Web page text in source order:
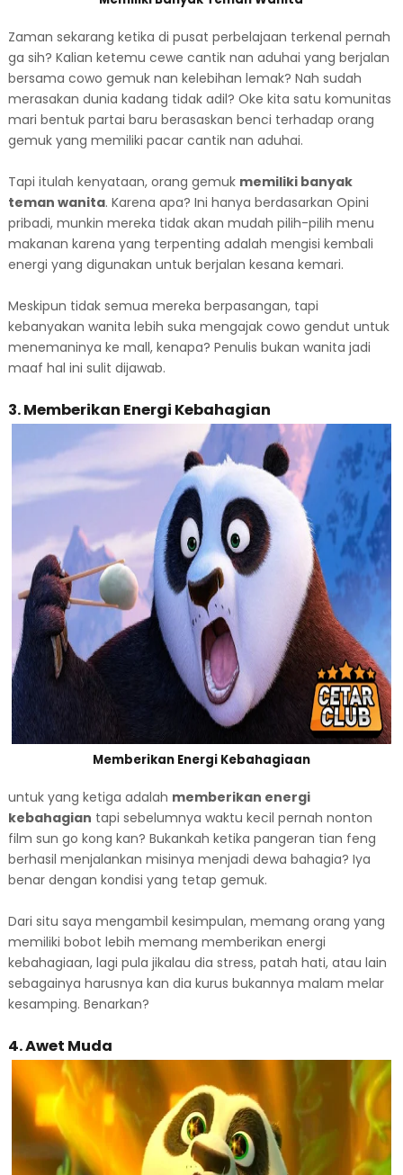
Zaman sekarang ketika di pusat perbelajaan terkenal pernah
ga sih? Kalian ketemu cewe cantik nan aduhai yang berjalan
bersama cowo gemuk nan kelebihan lemak? Nah sudah
merasakan dunia kadang tidak adil? Oke kita satu komunitas
mari bentuk partai baru berasaskan benci terhadap orang
gemuk yang memiliki pacar cantik nan aduhai.
Tapi itulah kenyataan, orang gemuk memiliki banyak
teman wanita. Karena apa? Ini hanya berdasarkan Opini
pribadi, munkin mereka tidak akan mudah pilih-pilih menu
makanan karena yang terpenting adalah mengisi kembali
energi yang digunakan untuk berjalan kesana kemari.
Meskipun tidak semua mereka berpasangan, tapi
kebanyakan wanita lebih suka mengajak cowo gendut untuk
menemaninya ke mall, kenapa? Penulis bukan wanita jadi
maaf hal ini sulit dijawab.
3. Memberikan Energi Kebahagian
Memberikan Energi Kebahagiaan
untuk yang ketiga adalah memberikan energi
kebahagian tapi sebelumnya waktu kecil pernah nonton
film sun go kong kan? Bukankah ketika pangeran tian feng
berhasil menjalankan misinya menjadi dewa bahagia? Iya
benar dengan kondisi yang tetap gemuk.
Dari situ saya mengambil kesimpulan, memang orang yang
memiliki bobot lebih memang memberikan energi
kebahagiaan, lagi pula jikalau dia stress, patah hati, atau lain
sebagainya harusnya kan dia kurus bukannya malam melar
kesamping. Benarkan?
4. Awet Muda